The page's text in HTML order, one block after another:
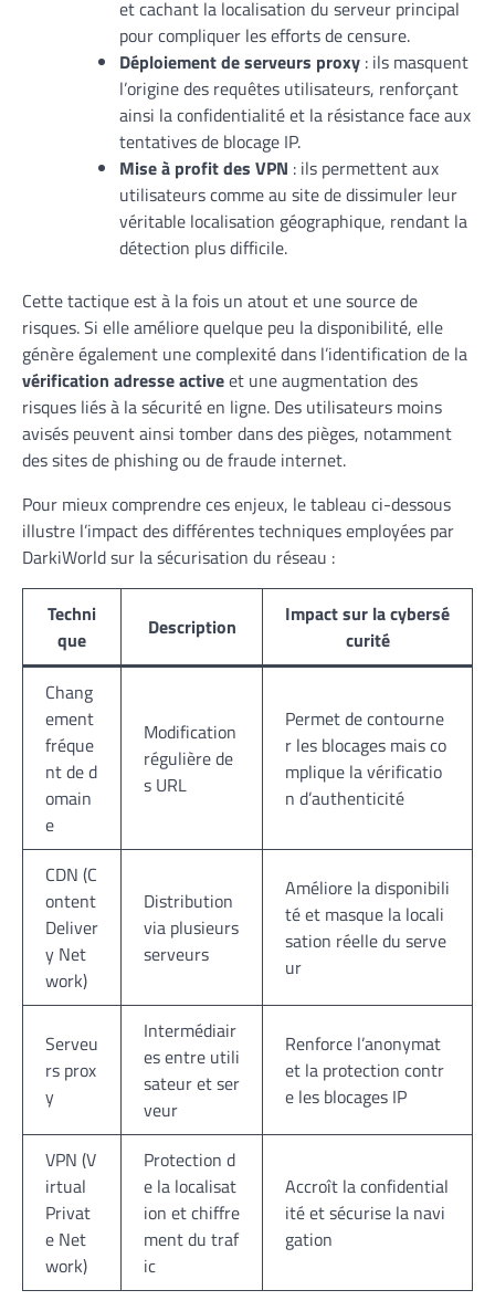
et cachant la localisation du serveur principal
pour compliquer les efforts de censure.
Déploiement de serveurs proxy : ils masquent
l’origine des requêtes utilisateurs, renforçant
ainsi la confidentialité et la résistance face aux
tentatives de blocage IP.
Mise à profit des VPN : ils permettent aux
utilisateurs comme au site de dissimuler leur
véritable localisation géographique, rendant la
détection plus difficile.
Cette tactique est à la fois un atout et une source de
risques. Si elle améliore quelque peu la disponibilité, elle
génère également une complexité dans l’identification de la
vérification adresse activeet une augmentation des
risques liés à la sécurité en ligne. Des utilisateurs moins
avisés peuvent ainsi tomber dans des pièges, notamment
des sites de phishing ou de fraude internet.
Pour mieux comprendre ces enjeux, le tableau ci-dessous
illustre l’impact des différentes techniques employées par
DarkiWorld sur la sécurisation du réseau :
Techni
que
Description
Impact sur la cybersé
curité
Chang
ement
fréque
nt de d
omain
e
Modification
régulière de
s URL
Permet de contourne
r les blocages mais co
mplique la vérificatio
n d’authenticité
CDN (C
ontent
Deliver
y Net
work)
Distribution
via plusieurs
serveurs
Améliore la disponibili
té et masque la locali
sation réelle du serve
ur
Serveu
rs prox
y
Intermédiair
es entre utili
sateur et ser
veur
Renforce l’anonymat
et la protection contr
e les blocages IP
VPN (V
irtual
Privat
e Net
work)
Protection d
e la localisat
ion et chiffre
ment du traf
ic
Accroît la confidential
ité et sécurise la navi
gation